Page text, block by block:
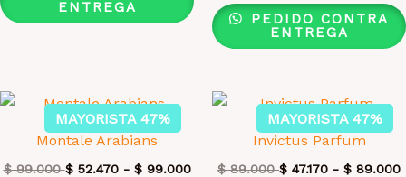
ENTREGA
PEDIDO CONTRA
ENTREGA
MAYORISTA 47%
Montale Arabians
$99.000 $52.470- $99.000
MAYORISTA 47%
Invictus Parfum
$89.000 $ 47.170 - $ 89.000